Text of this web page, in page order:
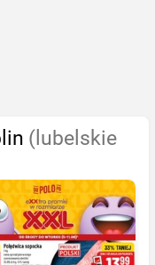
(lubelskie